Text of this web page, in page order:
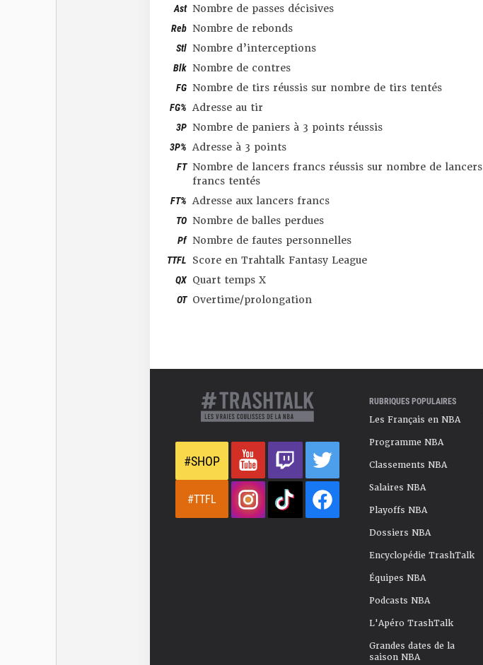
Ast Nombre de passes décisives
Reb Nombre de rebonds
Stl Nombre d’interceptions
Blk Nombre de contres
FG Nombre de tirs réussis sur nombre de tirs tentés
FG% Adresse au tir
3P Nombre de paniers à 3 points réussis
3P% Adresse à 3 points
FT Nombre de lancers francs réussis sur nombre de lancers
francs tentés
FT% Adresse aux lancers francs
TO Nombre de balles perdues
Pf Nombre de fautes personnelles
TTFL Score en Trahtalk Fantasy League
QX Quart temps X
OT Overtime/prolongation
#SHOP
#TTFL
RUBRIQUES POPULAIRES
Les Français en NBA
Programme NBA
Classements NBA
Salaires NBA
Playoffs NBA
Dossiers NBA
Encyclopédie TrashTalk
Équipes NBA
Podcasts NBA
L'Apéro TrashTalk
Grandes dates de la
saison NBA